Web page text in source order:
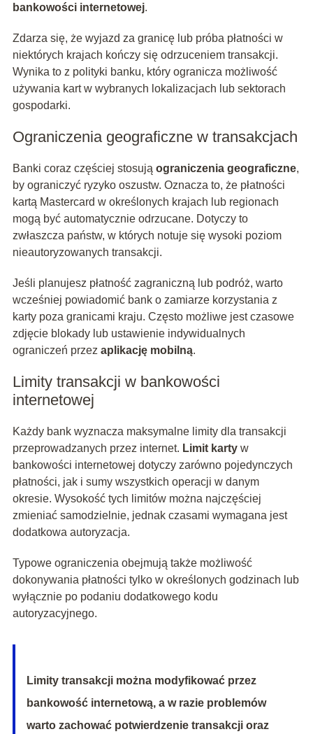
bankowości internetowej.
Zdarza się, że wyjazd za granicę lub próba płatności w
niektórych krajach kończy się odrzuceniem transakcji.
Wynika to z polityki banku, który ogranicza możliwość
używania kart w wybranych lokalizacjach lub sektorach
gospodarki.
Ograniczenia geograficzne w transakcjach
Banki coraz częściej stosują ograniczenia geograficzne,
by ograniczyć ryzyko oszustw. Oznacza to, że płatności
kartą Mastercard w określonych krajach lub regionach
mogą być automatycznie odrzucane. Dotyczy to
zwłaszcza państw, w których notuje się wysoki poziom
nieautoryzowanych transakcji.
Jeśli planujesz płatność zagraniczną lub podróż, warto
wcześniej powiadomić bank o zamiarze korzystania z
karty poza granicami kraju. Często możliwe jest czasowe
zdjęcie blokady lub ustawienie indywidualnych
ograniczeń przez aplikację mobilną.
Limity transakcji w bankowości
internetowej
Każdy bank wyznacza maksymalne limity dla transakcji
przeprowadzanych przez internet. Limit kartyw
bankowości internetowej dotyczy zarówno pojedynczych
płatności, jak i sumy wszystkich operacji w danym
okresie. Wysokość tych limitów można najczęściej
zmieniać samodzielnie, jednak czasami wymagana jest
dodatkowa autoryzacja.
Typowe ograniczenia obejmują także możliwość
dokonywania płatności tylko w określonych godzinach lub
wyłącznie po podaniu dodatkowego kodu
autoryzacyjnego.
Limity transakcji można modyfikować przez
bankowość internetową, a w razie problemów
warto zachować potwierdzenie transakcji oraz